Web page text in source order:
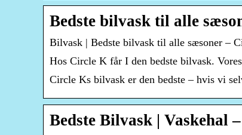
Bedste bilvask til alle
Bilvask | Bedste bilvask til alle sæsoner –
Hos Circle K får I den bedste bilvask.
Circle Ks bilvask er den bedste – hvis vi
Bedste Bilvask | Vaskehal